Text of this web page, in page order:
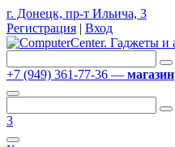
г. Донецк, пр-т Ильича, 3
Регистрация | Вход
+7 (949) 361-77-36 — магазин
3